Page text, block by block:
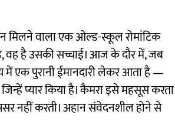
मिलने वाला एक ओल्ड-स्कूल रोमांटिक
वह है उसकी सच्चाई। आज के दौर में, जब
एक पुरानी ईमानदारी लेकर आता है —
प्यार किया है। कैमरा इसे महसूस करता
नहीं करती। अहान संवेदनशील होने से